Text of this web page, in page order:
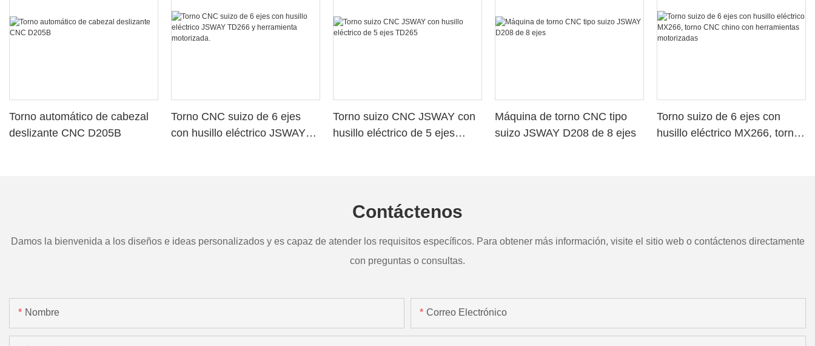
Torno automático de cabezal
deslizante CNC D205B
Torno CNC suizo de 6 ejes
con husillo eléctrico JSWAY
Torno suizo CNC JSWAY con
husillo eléctrico de 5 ejes
Máquina de torno CNC tipo
suizo JSWAY D208 de 8 ejes
Torno suizo de 6 ejes con
husillo eléctrico MX266, torno
Contáctenos
Damos la bienvenida a los diseños e ideas personalizados y es capaz de atender los requisitos específicos. Para obtener más información, visite el sitio web o contáctenos directamente
con preguntas o consultas.
Nombre Correo Electrónico